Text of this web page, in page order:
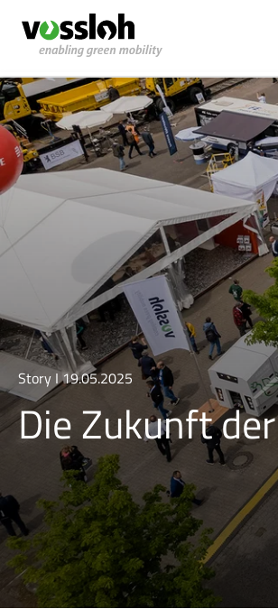
Story I 19.05.2025
Die Zukunft